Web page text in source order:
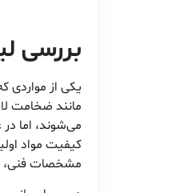
بررسی
یکی از مواردی
مانند ضخامت
می‌شوند، اما
کیفیت مواد
مشخصات فنی،